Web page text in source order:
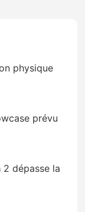
physique
prévu
dépasse la